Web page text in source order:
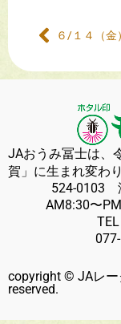
JAおうみ冨士は、
賀」に生まれ変わ
524-0103
AM8:30〜
TEL
copyright © JAレ
reserved.